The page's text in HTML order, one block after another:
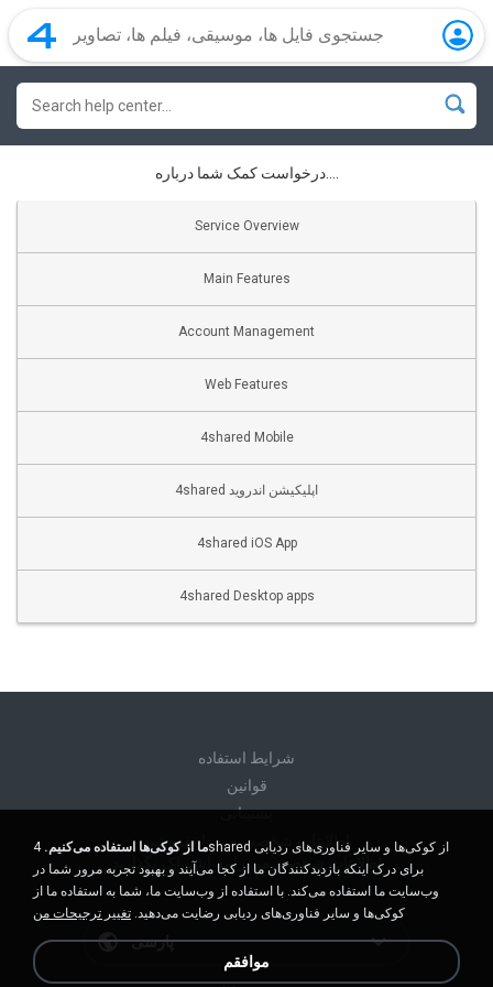
درخواست کمک شما درباره....
Service Overview
Main Features
Account Management
Web Features
4shared Mobile
4shared اپلیکیشن اندروید
4shared iOS App
4shared Desktop apps
شرايط استفاده
قوانين
پشتیبانی
اطلاعات شخصی من را نفروشید
اطلاعات شخصی من را به اشتراک نگذارید
پارسی
ما از کوکی‌ها استفاده می‌کنیم. 4shared از کوکی‌ها و سایر فناوری‌های ردیابی
برای درک اینکه بازدیدکنندگان ما از کجا می‌آیند و بهبود تجربه مرور شما در
وب‌سایت ما استفاده می‌کند. با استفاده از وب‌سایت ما، شما به استفاده ما از
کوکی‌ها و سایر فناوری‌های ردیابی رضایت می‌دهید. تغییر ترجیحات من
موافقم